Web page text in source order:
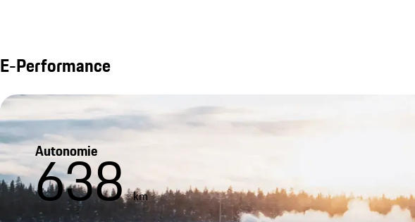
E-Performance
Autonomie
638 km